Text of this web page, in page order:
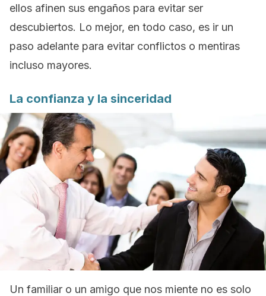
ellos afinen sus engaños para evitar ser
descubiertos. Lo mejor, en todo caso, es ir un
paso adelante para evitar conflictos o mentiras
incluso mayores.
La confianza y la sinceridad
Un familiar o un amigo que nos miente no es solo